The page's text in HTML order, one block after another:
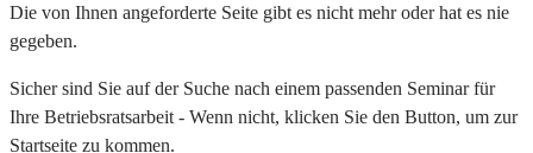
Die von Ihnen angeforderte Seite gibt es nicht mehr oder hat es nie
gegeben.
Sicher sind Sie auf der Suche nach einem passenden Seminar für
Ihre Betriebsratsarbeit - Wenn nicht, klicken Sie den Button, um zur
Startseite zu kommen.